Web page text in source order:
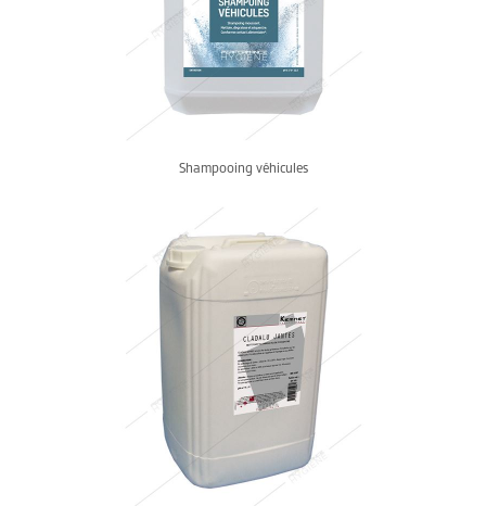
Shampooing véhicules